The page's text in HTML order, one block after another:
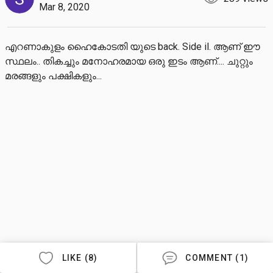
Mar 8, 2020
എറണാകുളം ഹൈകോടതി യുടെ back. Side il. ആണ് ഈ
സ്ഥലം.. തികച്ചും മനോഹരമായ ഒരു ഇടം ആണ്.... ചുറ്റും
മരങ്ങളും പക്ഷികളും...
LIKE (8) COMMENT (1)